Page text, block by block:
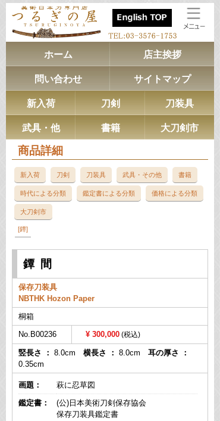
ホーム 店主挨拶
問い合わせ サイトマップ
新入荷 刀剣 刀装具
武具・他 書籍 大刀剣市
商品詳細
新入荷 刀剣 刀装具 武具・その他 書籍
時代による分類 鑑定書による分類 価格による分類
大刀剣市
鐔
鐔 間
保存刀装具
NBTHK Hozon Paper
桐箱
No.B00236
300,000
竪長さ ： 8.0cm 横長さ ： 8.0cm 耳の厚さ ：
0.35cm
画題：
萩に忍草図
鑑定書：
(公)日本美術刀剣保存協会
保存刀装具鑑定書